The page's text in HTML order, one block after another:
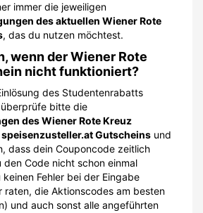
immer die jeweiligen
des aktuellen Wiener Rote
, das du nutzen möchtest.
wenn der Wiener Rote
nicht funktioniert?
des Studentenrabatts
bitte die
des Wiener Rote Kreuz
Gutscheins und
dass dein Couponcode zeitlich
Code nicht schon einmal
Fehler bei der Eingabe
raten, die Aktionscodes am besten
und auch sonst alle angeführten